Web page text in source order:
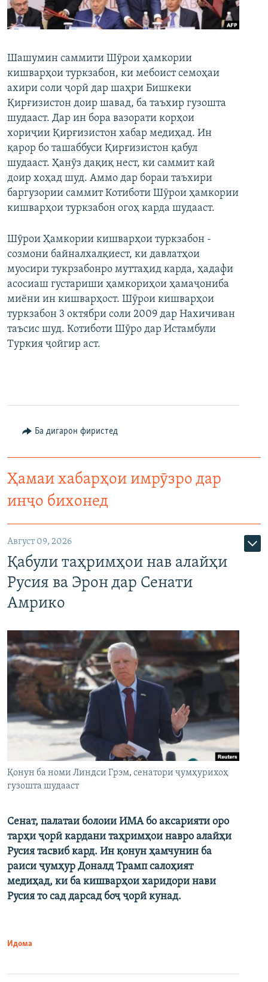
ГУЗОРИШҲОИ РАДИОӢ
Русский
ПАЙГИРӢ КУНЕД
Ҳамаи сомонаҳои RFE/RL
Шашумин саммити Шӯрои ҳамкории
кишварҳои туркзабон, ки мебоист семоҳаи
ахири соли ҷорӣ дар шаҳри Бишкеки
Қирғизистон доир шавад, ба таъхир гузошта
шудааст. Дар ин бора вазорати корҳои
хориҷии Қирғизистон хабар медиҳад. Ин
қарор бо ташаббуси Қирғизистон қабул
шудааст. Ҳанӯз дақиқ нест, ки саммит кай
доир хоҳад шуд. Аммо дар бораи таъхири
баргузории саммит Котиботи Шӯрои ҳамкории
кишварҳои туркзабон огоҳ карда шудааст.
Шӯрои Ҳамкории кишварҳои туркзабон -
созмони байналхалқиест, ки давлатҳои
муосири тукрзабонро муттаҳид карда, ҳадафи
асосиаш густариши ҳамкориҳои ҳамаҷониба
миёни ин кишварҳост. Шӯрои кишварҳои
туркзабон 3 октябри соли 2009 дар Нахичиван
таъсис шуд. Котиботи Шӯро дар Истамбули
Туркия ҷойгир аст.
Ба дигарон фиристед
Ҳамаи хабарҳои имрӯзро дар
инҷо бихонед
Август 09, 2026
Қабули таҳримҳои нав алайҳи
Русия ва Эрон дар Сенати
Амрико
Қонун ба номи Линдси Грэм, сенатори ҷумҳурихоҳ
гузошта шудааст
Сенат, палатаи болоии ИМА бо аксарияти оро
тарҳи ҷорӣ кардани таҳримҳои навро алайҳи
Русия тасвиб кард. Ин қонун ҳамчунин ба
раиси ҷумҳур Доналд Трамп салоҳият
медиҳад, ки ба кишварҳои харидори нави
Русия то сад дарсад боҷ ҷорӣ кунад.
Идома